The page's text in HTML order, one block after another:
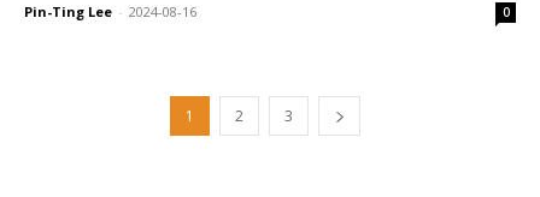
Pin-Ting Lee - 2024-08-16 0
1 2 3